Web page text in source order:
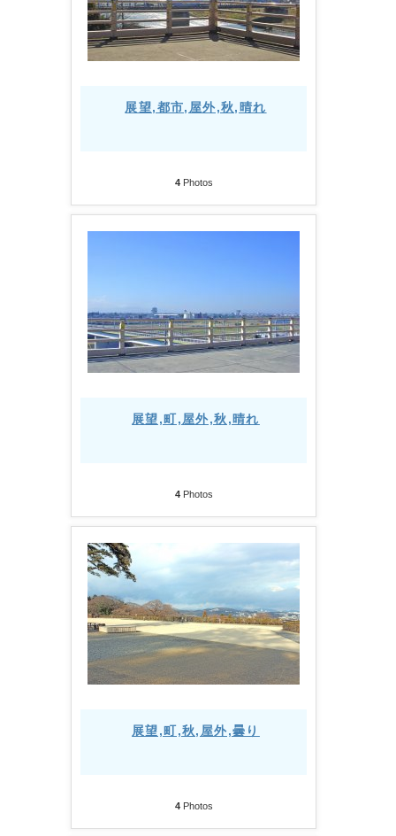
展望,都市,屋外,秋,晴れ
4Photos
展望,町,屋外,秋,晴れ
4Photos
展望,町,秋,屋外,曇り
4Photos